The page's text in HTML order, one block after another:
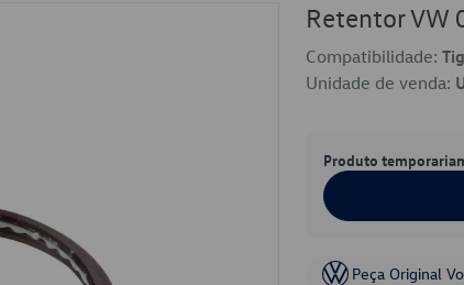
Retentor VW
Compatibilidade:
Unidade de venda:
Produto
Peça Original